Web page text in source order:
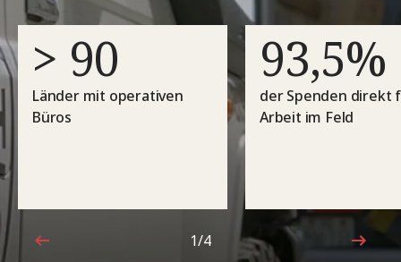
> 90
Länder mit operativen
Büros
93,5%
der Spenden direkt
Arbeit im Feld
1von4
1/4